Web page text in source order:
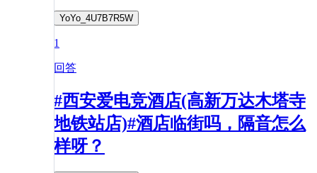
YoYo_4U7B7R5W
1
回答
#西安爱电竞酒店(高新万达木塔寺
地铁站店)#酒店临街吗，隔音怎么
样呀？